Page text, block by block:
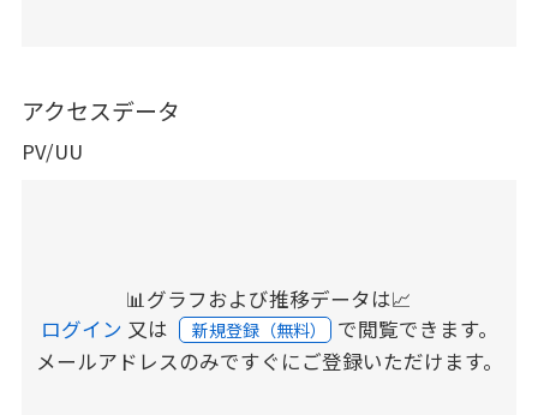
アクセスデータ
PV/UU
📊グラフおよび推移データは📈
ログイン 又は 新規登録（無料） で閲覧できます。
メールアドレスのみですぐにご登録いただけます。